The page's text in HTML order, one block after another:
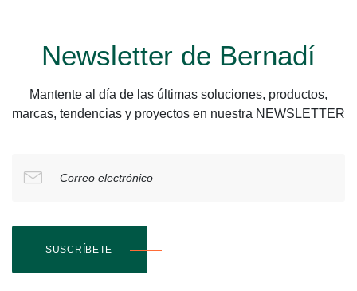
Newsletter de Bernadí
Mantente al día de las últimas soluciones, productos,
marcas, tendencias y proyectos en nuestra NEWSLETTER
Correo electrónico
SUSCRÍBETE